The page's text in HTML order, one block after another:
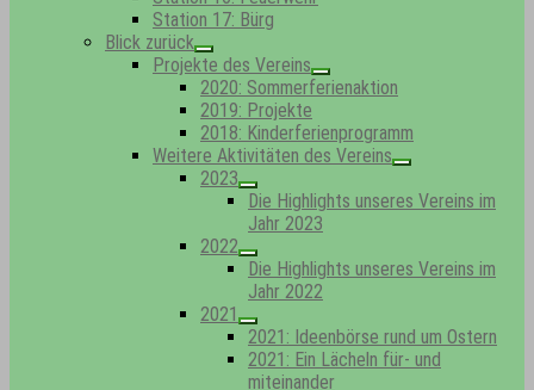
Station 17: Bürg
Blick zurück
Show
sub
menu
Projekte des Vereins
Show
sub
2020: Sommerferienaktion
2019: Projekte
2018: Kinderferienprogramm
Weitere Aktivitäten des Vereins
Show
menu
2023
Show
sub
menu
Die Highlights unseres Vereins im
Jahr 2023
2022
Show
sub
menu
Die Highlights unseres Vereins im
Jahr 2022
2021
Show
sub
menu
2021: Ideenbörse rund um Ostern
2021: Ein Lächeln für- und
miteinander